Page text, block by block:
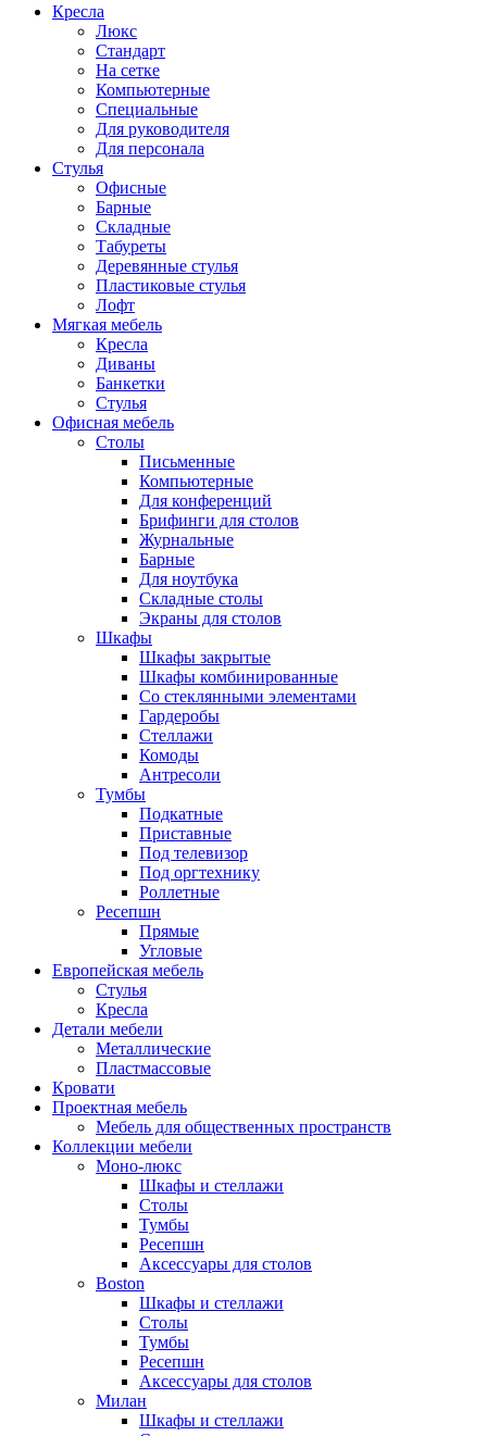
Кресла
Люкс
Стандарт
На сетке
Компьютерные
Специальные
Для руководителя
Для персонала
Стулья
Офисные
Барные
Складные
Табуреты
Деревянные стулья
Пластиковые стулья
Лофт
Мягкая мебель
Кресла
Диваны
Банкетки
Стулья
Офисная мебель
Столы
Письменные
Компьютерные
Для конференций
Брифинги для столов
Журнальные
Барные
Для ноутбука
Складные столы
Экраны для столов
Шкафы
Шкафы закрытые
Шкафы комбинированные
Со стеклянными элементами
Гардеробы
Стеллажи
Комоды
Антресоли
Тумбы
Подкатные
Приставные
Под телевизор
Под оргтехнику
Роллетные
Ресепшн
Прямые
Угловые
Европейская мебель
Стулья
Кресла
Детали мебели
Металлические
Пластмассовые
Кровати
Проектная мебель
Мебель для общественных пространств
Коллекции мебели
Моно-люкс
Шкафы и стеллажи
Столы
Тумбы
Ресепшн
Аксессуары для столов
Boston
Шкафы и стеллажи
Столы
Тумбы
Ресепшн
Аксессуары для столов
Милан
Шкафы и стеллажи